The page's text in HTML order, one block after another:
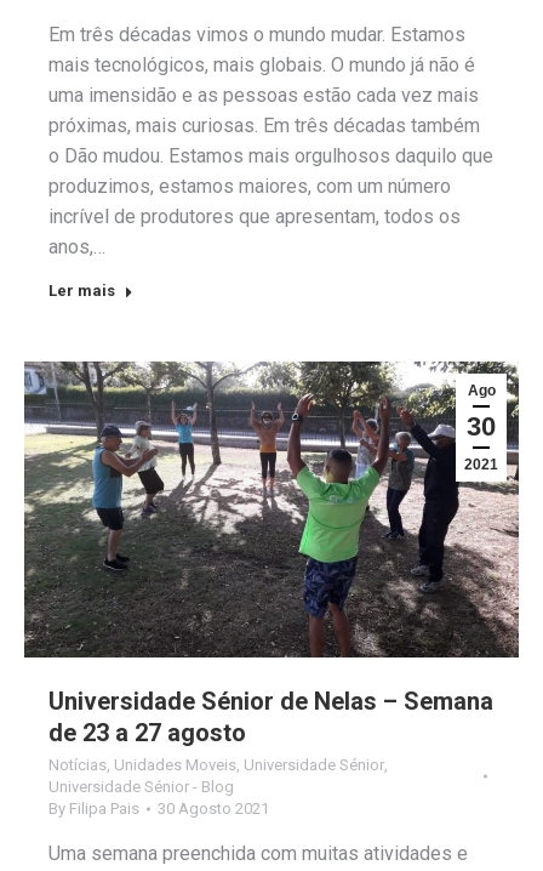
Em três décadas vimos o mundo mudar. Estamos
mais tecnológicos, mais globais. O mundo já não é
uma imensidão e as pessoas estão cada vez mais
próximas, mais curiosas. Em três décadas também
o Dão mudou. Estamos mais orgulhosos daquilo que
produzimos, estamos maiores, com um número
incrível de produtores que apresentam, todos os
anos,…
Ler mais
Ago
30
2021
Universidade Sénior de Nelas – Semana
de 23 a 27 agosto
Notícias, Unidades Moveis, Universidade Sénior,
Universidade Sénior - Blog
By Filipa Pais 30 Agosto 2021
Uma semana preenchida com muitas atividades e